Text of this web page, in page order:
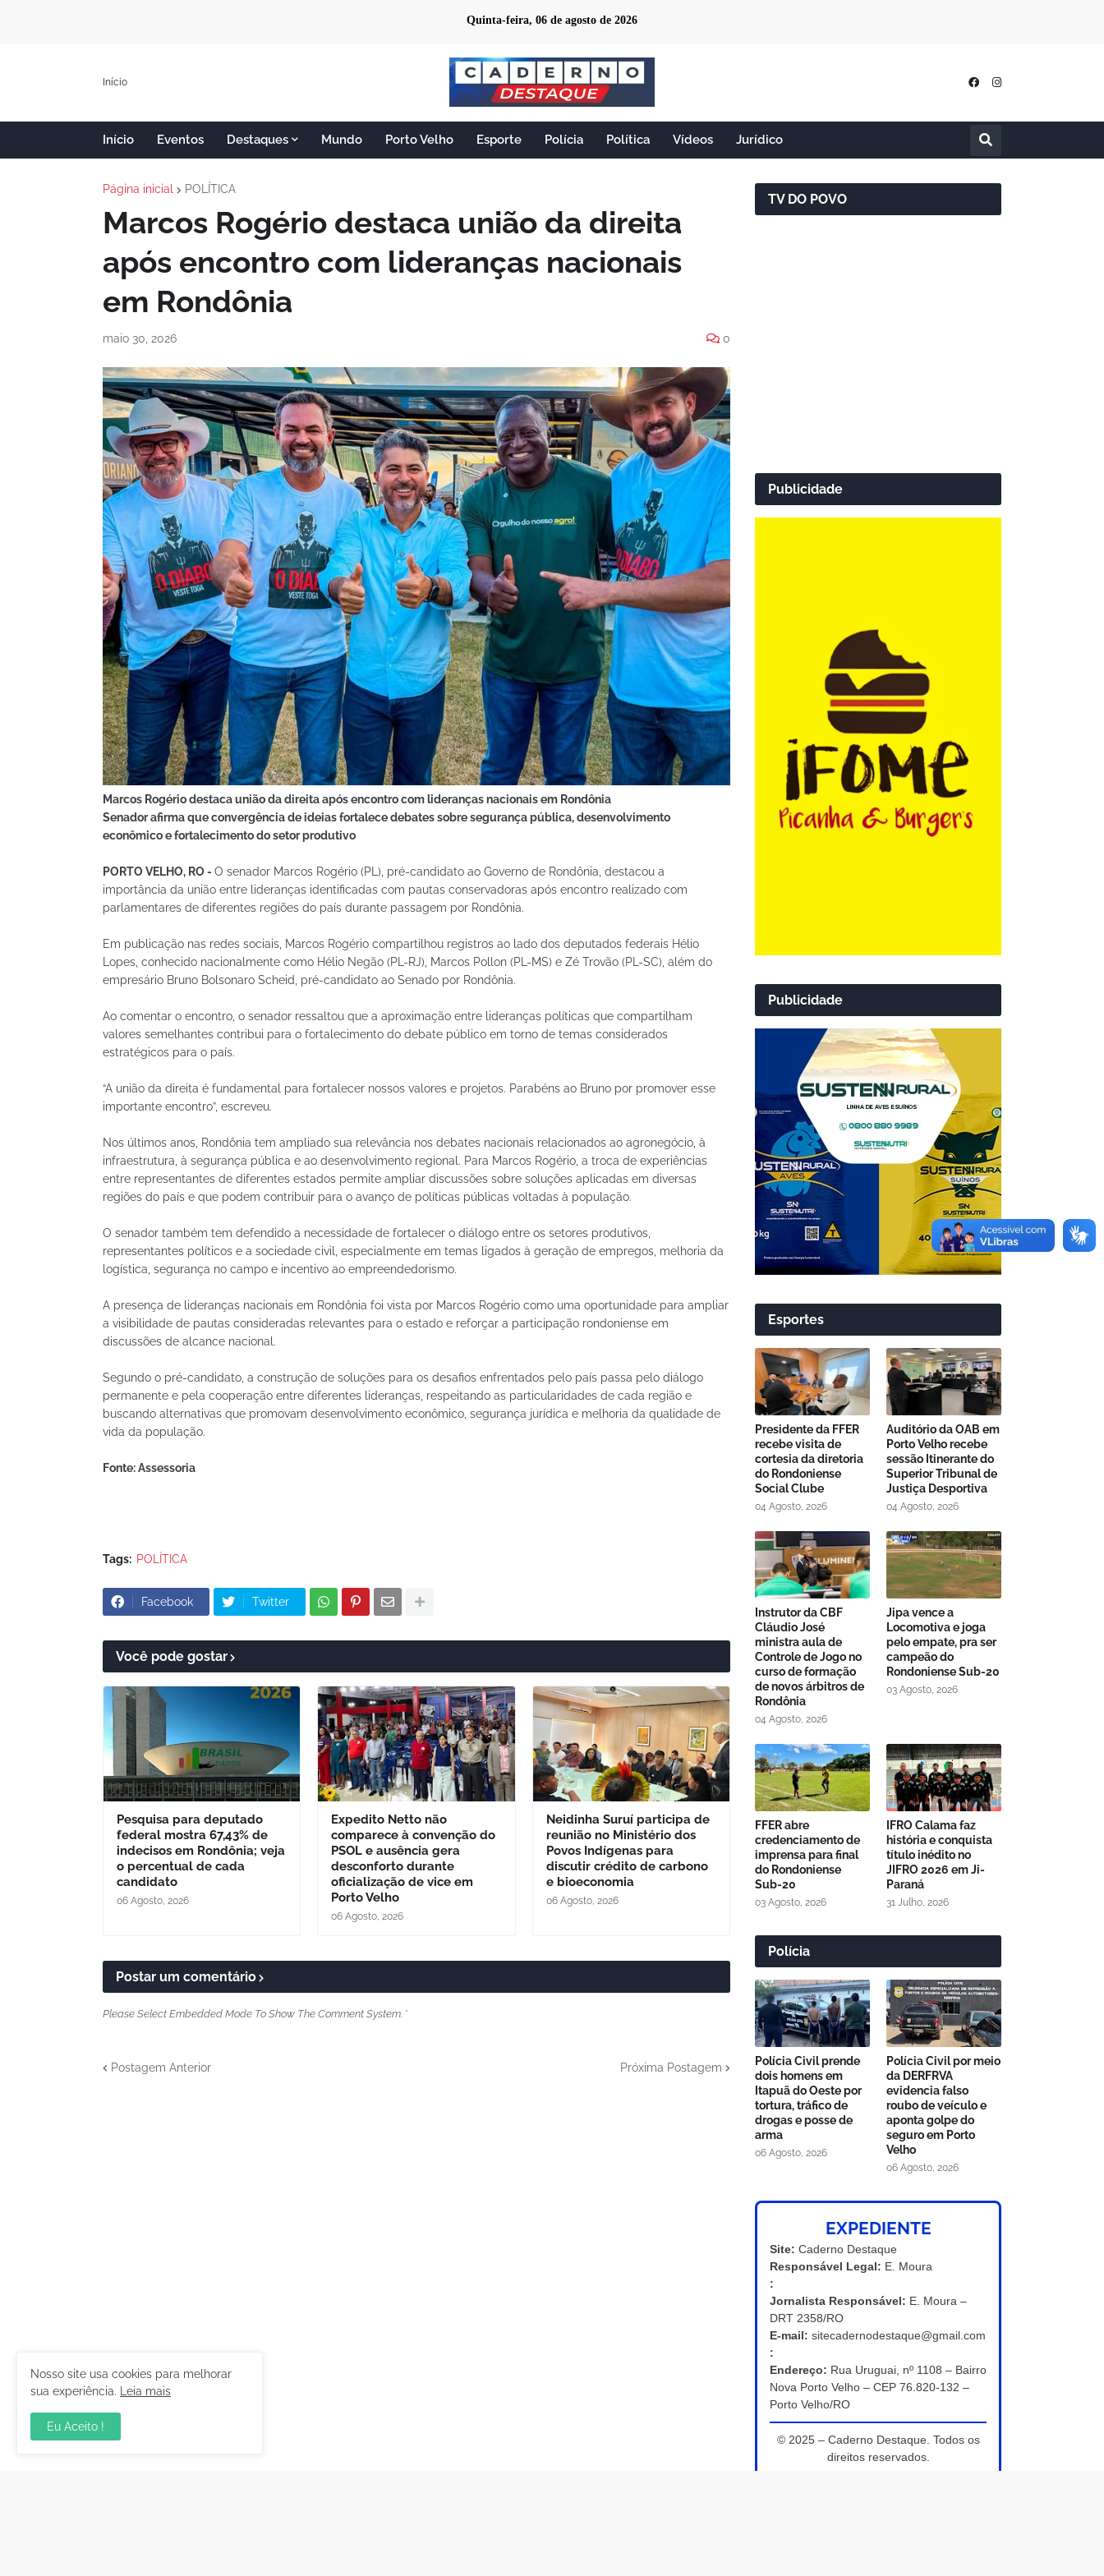
Quinta-feira, 06 de agosto de 2026
Início
Início Eventos Destaques Mundo Porto Velho Esporte Polícia Política Vídeos Jurídico
Página inicial POLÍTICA
Marcos Rogério destaca união da direita
após encontro com lideranças nacionais
em Rondônia
maio 30, 2026 0
Marcos Rogério destaca união da direita após encontro com lideranças nacionais em Rondônia
Senador afirma que convergência de ideias fortalece debates sobre segurança pública, desenvolvimento
econômico e fortalecimento do setor produtivo
PORTO VELHO, RO - O senador Marcos Rogério (PL), pré-candidato ao Governo de Rondônia, destacou a
importância da união entre lideranças identificadas com pautas conservadoras após encontro realizado com
parlamentares de diferentes regiões do país durante passagem por Rondônia.
Em publicação nas redes sociais, Marcos Rogério compartilhou registros ao lado dos deputados federais Hélio
Lopes, conhecido nacionalmente como Hélio Negão (PL-RJ), Marcos Pollon (PL-MS) e Zé Trovão (PL-SC), além do
empresário Bruno Bolsonaro Scheid, pré-candidato ao Senado por Rondônia.
Ao comentar o encontro, o senador ressaltou que a aproximação entre lideranças políticas que compartilham
valores semelhantes contribui para o fortalecimento do debate público em torno de temas considerados
estratégicos para o país.
“A união da direita é fundamental para fortalecer nossos valores e projetos. Parabéns ao Bruno por promover esse
importante encontro”, escreveu.
Nos últimos anos, Rondônia tem ampliado sua relevância nos debates nacionais relacionados ao agronegócio, à
infraestrutura, à segurança pública e ao desenvolvimento regional. Para Marcos Rogério, a troca de experiências
entre representantes de diferentes estados permite ampliar discussões sobre soluções aplicadas em diversas
regiões do país e que podem contribuir para o avanço de políticas públicas voltadas à população.
O senador também tem defendido a necessidade de fortalecer o diálogo entre os setores produtivos,
representantes políticos e a sociedade civil, especialmente em temas ligados à geração de empregos, melhoria da
logística, segurança no campo e incentivo ao empreendedorismo.
A presença de lideranças nacionais em Rondônia foi vista por Marcos Rogério como uma oportunidade para ampliar
a visibilidade de pautas consideradas relevantes para o estado e reforçar a participação rondoniense em
discussões de alcance nacional.
Segundo o pré-candidato, a construção de soluções para os desafios enfrentados pelo país passa pelo diálogo
permanente e pela cooperação entre diferentes lideranças, respeitando as particularidades de cada região e
buscando alternativas que promovam desenvolvimento econômico, segurança jurídica e melhoria da qualidade de
vida da população.
Fonte: Assessoria
Tags: POLÍTICA
Facebook Twitter
Você pode gostar
Pesquisa para deputado
federal mostra 67,43% de
indecisos em Rondônia; veja
o percentual de cada
candidato
06 Agosto, 2026
Expedito Netto não
comparece à convenção do
PSOL e ausência gera
desconforto durante
oficialização de vice em
Porto Velho
06 Agosto, 2026
Neidinha Suruí participa de
reunião no Ministério dos
Povos Indígenas para
discutir crédito de carbono
e bioeconomia
06 Agosto, 2026
Postar um comentário
Please Select Embedded Mode To Show The Comment System. *
Postagem Anterior Próxima Postagem
TV DO POVO
Publicidade
Publicidade
Esportes
Presidente da FFER
recebe visita de
cortesia da diretoria
do Rondoniense
Social Clube
04 Agosto, 2026
Auditório da OAB em
Porto Velho recebe
sessão Itinerante do
Superior Tribunal de
Justiça Desportiva
04 Agosto, 2026
Instrutor da CBF
Cláudio José
ministra aula de
Controle de Jogo no
curso de formação
de novos árbitros de
Rondônia
04 Agosto, 2026
Jipa vence a
Locomotiva e joga
pelo empate, pra ser
campeão do
Rondoniense Sub-20
03 Agosto, 2026
FFER abre
credenciamento de
imprensa para final
do Rondoniense
Sub-20
03 Agosto, 2026
IFRO Calama faz
história e conquista
título inédito no
JIFRO 2026 em Ji-
Paraná
31 Julho, 2026
Polícia
Polícia Civil prende
dois homens em
Itapuã do Oeste por
tortura, tráfico de
drogas e posse de
arma
06 Agosto, 2026
Polícia Civil por meio
da DERFRVA
evidencia falso
roubo de veículo e
aponta golpe do
seguro em Porto
Velho
06 Agosto, 2026
EXPEDIENTE
Site: Caderno Destaque
Responsável Legal: E. Moura
:
Jornalista Responsável: E. Moura –
DRT 2358/RO
E-mail: sitecadernodestaque@gmail.com
:
Endereço: Rua Uruguai, nº 1108 – Bairro
Nova Porto Velho – CEP 76.820-132 –
Porto Velho/RO
© 2025 – Caderno Destaque. Todos os
direitos reservados.
Nosso site usa cookies para melhorar
sua experiência.
Leia mais
Eu Aceito !